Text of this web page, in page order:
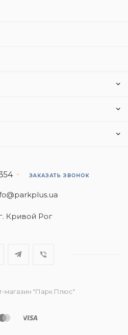
ЗАКАЗАТЬ ЗВОНОК
Кривой Рог
магазин "Парк Плюс"